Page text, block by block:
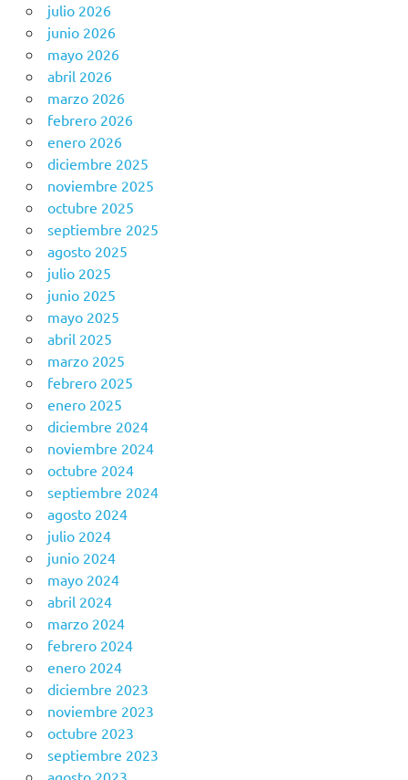
julio 2026
junio 2026
mayo 2026
abril 2026
marzo 2026
febrero 2026
enero 2026
diciembre 2025
noviembre 2025
octubre 2025
septiembre 2025
agosto 2025
julio 2025
junio 2025
mayo 2025
abril 2025
marzo 2025
febrero 2025
enero 2025
diciembre 2024
noviembre 2024
octubre 2024
septiembre 2024
agosto 2024
julio 2024
junio 2024
mayo 2024
abril 2024
marzo 2024
febrero 2024
enero 2024
diciembre 2023
noviembre 2023
octubre 2023
septiembre 2023